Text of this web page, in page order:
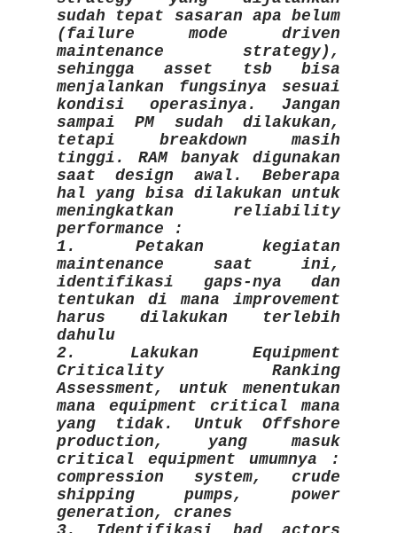
sudah tepat sasaran apa belum
(failure mode driven
maintenance strategy),
sehingga asset tsb bisa
menjalankan fungsinya sesuai
kondisi operasinya. Jangan
sampai PM sudah dilakukan,
tetapi breakdown masih
tinggi. RAM banyak digunakan
saat design awal. Beberapa
hal yang bisa dilakukan untuk
meningkatkan reliability
performance :
1. Petakan kegiatan
maintenance saat ini,
identifikasi gaps-nya dan
tentukan di mana improvement
harus dilakukan terlebih
dahulu
2. Lakukan Equipment
Criticality Ranking
Assessment, untuk menentukan
mana equipment critical mana
yang tidak. Untuk Offshore
production, yang masuk
critical equipment umumnya :
compression system, crude
shipping pumps, power
generation, cranes